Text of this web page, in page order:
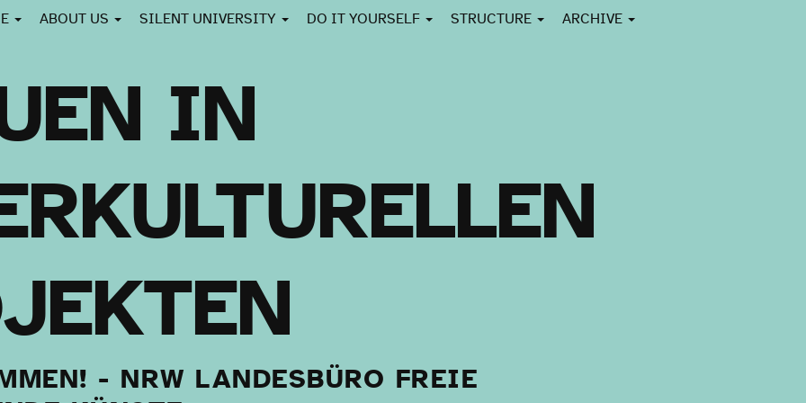
ABOUT US SILENT UNIVERSITY DO IT YOURSELF STRUCTURE ARCHIVE
IN
- NRW LANDESBÜRO FREIE